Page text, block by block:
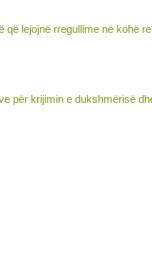
lejojnë rregullime në kohë
për krijimin e dukshmërisë